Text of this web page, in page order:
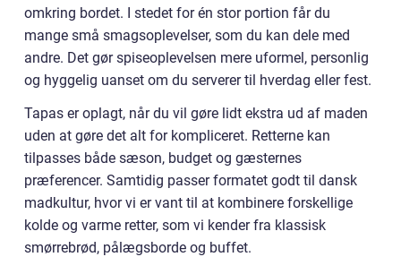
omkring bordet. I stedet for én stor portion får du
mange små smagsoplevelser, som du kan dele med
andre. Det gør spiseoplevelsen mere uformel, personlig
og hyggelig uanset om du serverer til hverdag eller fest.
Tapas er oplagt, når du vil gøre lidt ekstra ud af maden
uden at gøre det alt for kompliceret. Retterne kan
tilpasses både sæson, budget og gæsternes
præferencer. Samtidig passer formatet godt til dansk
madkultur, hvor vi er vant til at kombinere forskellige
kolde og varme retter, som vi kender fra klassisk
smørrebrød, pålægsborde og buffet.